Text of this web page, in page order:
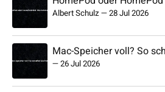
Albert Schulz—28 Jul 2026
Mac-Speicher voll? So
—26 Jul 2026